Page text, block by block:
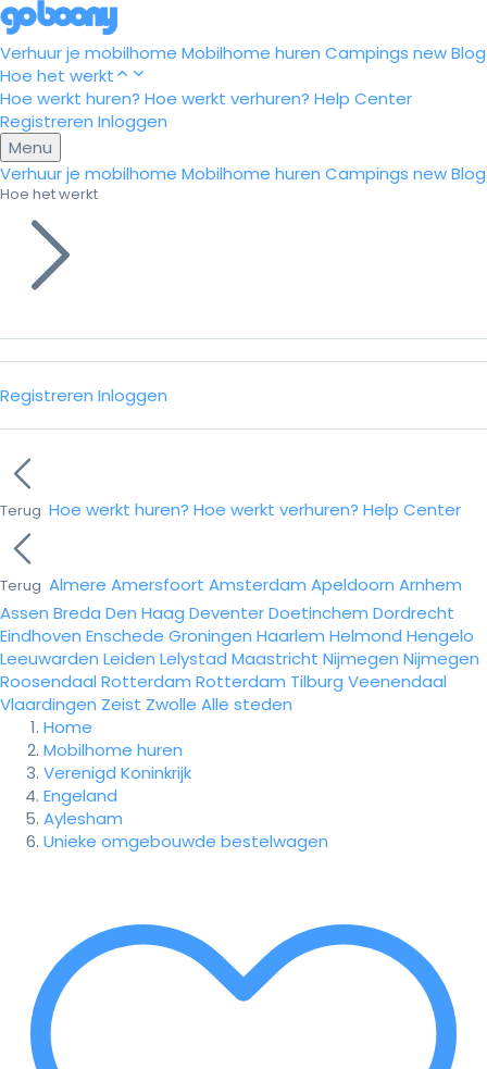
Verhuur je mobilhome Mobilhome huren Campings newBlog
Hoe het werkt
Hoe werkt huren? Hoe werkt verhuren? Help Center
Registreren Inloggen
Menu
Verhuur je mobilhome Mobilhome huren Campings newBlog
Hoe het werkt
Registreren Inloggen
Terug Hoe werkt huren? Hoe werkt verhuren? Help Center
Terug Almere Amersfoort Amsterdam Apeldoorn Arnhem
Assen Breda Den Haag DeventerDoetinchem Dordrecht
Eindhoven Enschede Groningen Haarlem Helmond Hengelo
Leeuwarden Leiden Lelystad Maastricht Nijmegen Nijmegen
Roosendaal Rotterdam Rotterdam Tilburg Veenendaal
Vlaardingen Zeist Zwolle Alle steden
Home
Mobilhome huren
Verenigd Koninkrijk
Engeland
Aylesham
Unieke omgebouwde bestelwagen